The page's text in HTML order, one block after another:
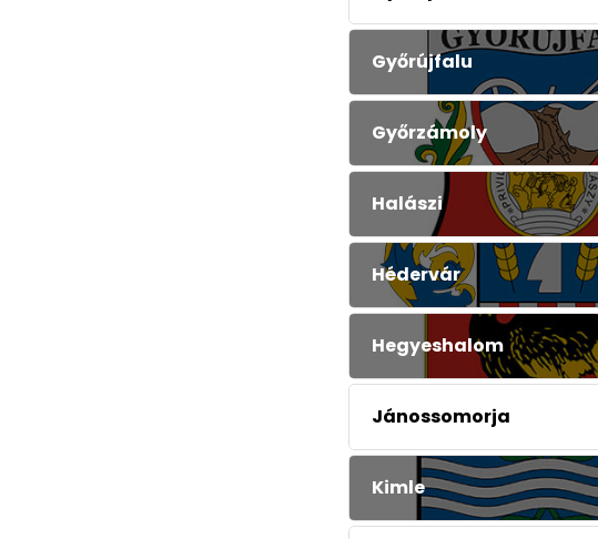
Győrújfalu
Győrzámoly
Halászi
Hédervár
Hegyeshalom
Jánossomorja
Kimle